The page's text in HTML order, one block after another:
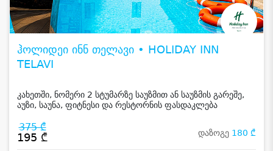
ჰოლიდეი ინნ თელავი • HOLIDAY INN
TELAVI
კახეთში, ნომერი 2 სტუმარზე საუზმით ან საუზმის გარეშე,
აუზი, საუნა, ფიტნესი და რესტორნის ფასდაკლება
375 ₾
195 ₾ დაზოგე 180 ₾